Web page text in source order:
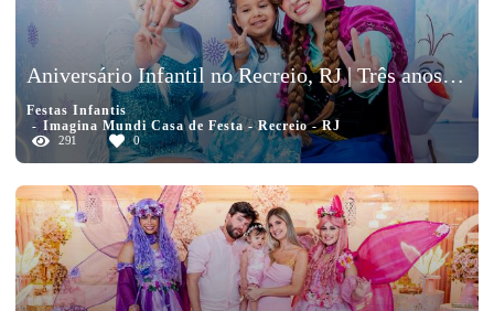
Aniversário Infantil no Recreio, RJ | Três anos da Lara
Festas Infantis
Imagina Mundi Casa de Festa - Recreio - RJ
291 0